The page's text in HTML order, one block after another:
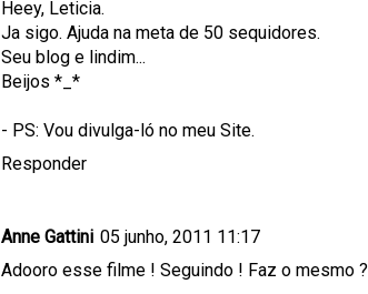
Heey, Leticia.
Ja sigo. Ajuda na meta de 50 sequidores.
Seu blog e lindim...
Beijos *_*
- PS: Vou divulga-ló no meu Site.
Responder
Anne Gattini 05 junho, 2011 11:17
Adooro esse filme ! Seguindo ! Faz o mesmo ?